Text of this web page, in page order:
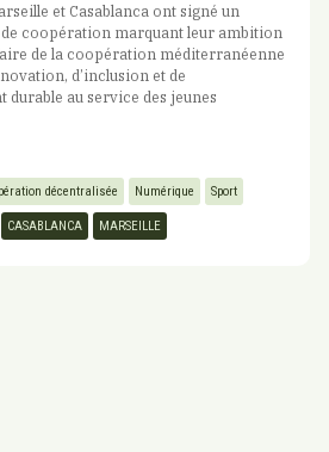
et Casablanca ont signé un
coopération marquant leur ambition
de la coopération méditerranéenne
d’inclusion et de
durable au service des jeunes
décentralisée Numérique Sport
CASABLANCA MARSEILLE